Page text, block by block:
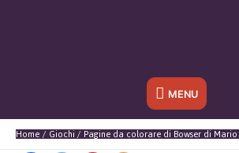
Sotto
l'header
MENU
Home Giochi Pagine da colorare di Bowser di Mario